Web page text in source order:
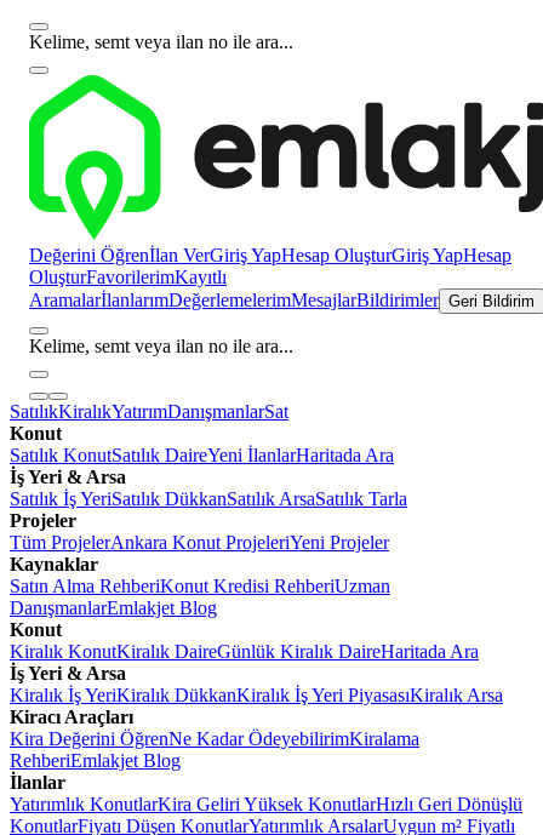
Kelime, semt veya ilan no ile ara...
Değerini Öğrenİlan VerGiriş YapHesap OluşturGiriş YapHesap
OluşturFavorilerimKayıtlı
AramalarİlanlarımDeğerlemelerimMesajlarBildirimler Geri Bildirim
Kelime, semt veya ilan no ile ara...
SatılıkKiralıkYatırımDanışmanlarSat
Konut
Satılık KonutSatılık DaireYeni İlanlarHaritada Ara
İş Yeri & Arsa
Satılık İş YeriSatılık DükkanSatılık ArsaSatılık Tarla
Projeler
Tüm ProjelerAnkara Konut ProjeleriYeni Projeler
Kaynaklar
Satın Alma RehberiKonut Kredisi RehberiUzman
DanışmanlarEmlakjet Blog
Konut
Kiralık KonutKiralık DaireGünlük Kiralık DaireHaritada Ara
İş Yeri & Arsa
Kiralık İş YeriKiralık DükkanKiralık İş Yeri PiyasasıKiralık Arsa
Kiracı Araçları
Kira Değerini ÖğrenNe Kadar ÖdeyebilirimKiralama
RehberiEmlakjet Blog
İlanlar
Yatırımlık KonutlarKira Geliri Yüksek KonutlarHızlı Geri Dönüşlü
KonutlarFiyatı Düşen KonutlarYatırımlık ArsalarUygun m² Fiyatlı